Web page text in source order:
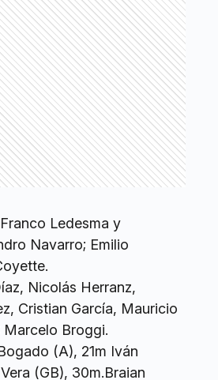
Ledesma y
Navarro; Emilio
Nicolás Herranz,
Cristian García, Mauricio
Marcelo Broggi.
(A), 21m Iván
(GB), 30m.Braian